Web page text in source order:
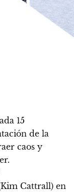
15
de la
caos y
Cattrall) en